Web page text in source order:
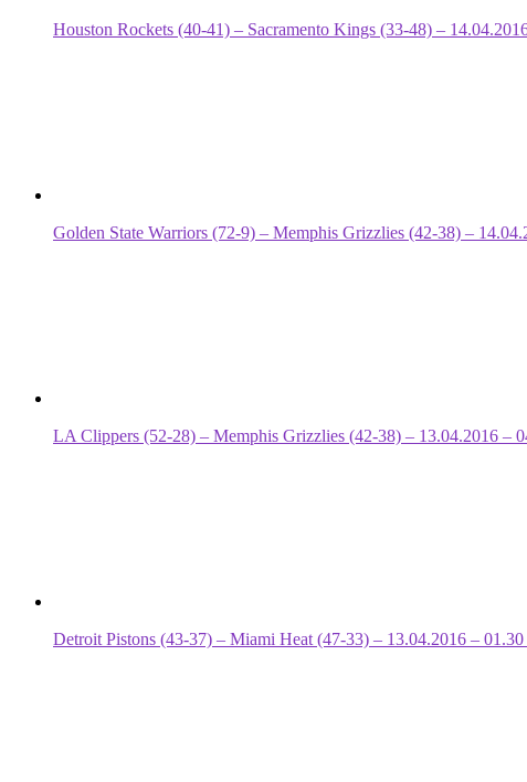
Houston Rockets (40-41) – Sacramento Kings (33-48) –
Golden State Warriors (72-9) – Memphis Grizzlies (42-38) –
LA Clippers (52-28) – Memphis Grizzlies (42-38) – 13.04.2016 –
Detroit Pistons (43-37) – Miami Heat (47-33) – 13.04.2016 –